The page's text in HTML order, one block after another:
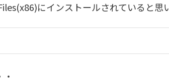
にインストールされていると思